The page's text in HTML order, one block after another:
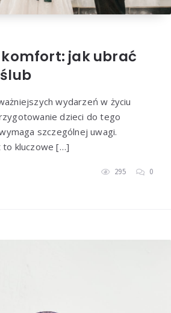
komfort: jak ubrać
wydarzeń w życiu
dzieci do tego
szczególnej uwagi.
to kluczowe […]
295 0